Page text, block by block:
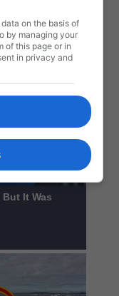
on the basis of
by managing your
of this page or in
in privacy and